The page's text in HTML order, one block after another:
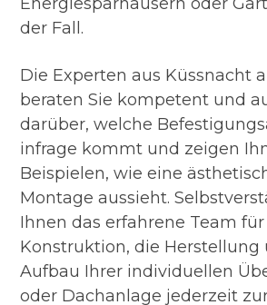
Energiesparhäusern oder
der Fall.
Die Experten aus Küssnacht
beraten Sie kompetent und
darüber, welche
infrage kommt und zeigen
Beispielen, wie eine
Montage aussieht.
Ihnen das erfahrene Team
Konstruktion, die Herstellung
Aufbau Ihrer individuellen
oder Dachanlage jederzeit